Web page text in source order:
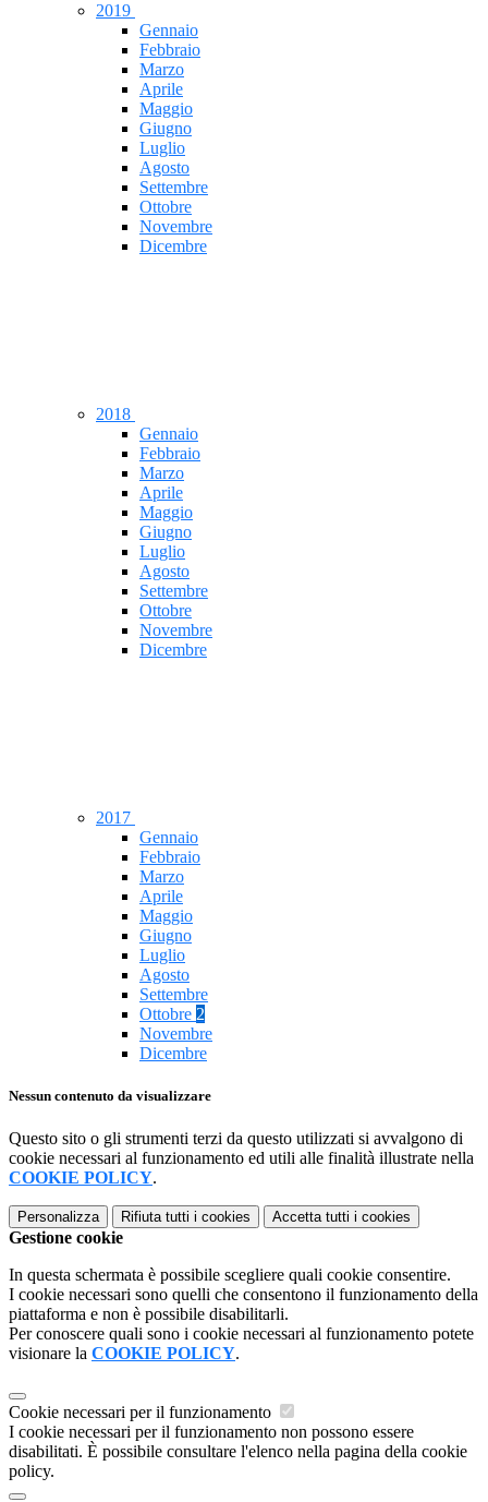
2019
Gennaio
Febbraio
Marzo
Aprile
Maggio
Giugno
Luglio
Agosto
Settembre
Ottobre
Novembre
Dicembre
2018
Gennaio
Febbraio
Marzo
Aprile
Maggio
Giugno
Luglio
Agosto
Settembre
Ottobre
Novembre
Dicembre
2017
Gennaio
Febbraio
Marzo
Aprile
Maggio
Giugno
Luglio
Agosto
Settembre
Ottobre 2
Novembre
Dicembre
Nessun contenuto da visualizzare
Questo sito o gli strumenti terzi da questo utilizzati si avvalgono di
cookie necessari al funzionamento ed utili alle finalità illustrate nella
COOKIE POLICY.
Personalizza Rifiuta tutti i cookies Accetta tutti i cookies
Gestione cookie
In questa schermata è possibile scegliere quali cookie consentire.
I cookie necessari sono quelli che consentono il funzionamento della
piattaforma e non è possibile disabilitarli.
Per conoscere quali sono i cookie necessari al funzionamento potete
visionare la COOKIE POLICY.
Cookie necessari per il funzionamento
I cookie necessari per il funzionamento non possono essere
disabilitati. È possibile consultare l'elenco nella pagina della cookie
policy.